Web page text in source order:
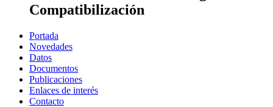
Compatibilización
Portada
Novedades
Datos
Documentos
Publicaciones
Enlaces de interés
Contacto